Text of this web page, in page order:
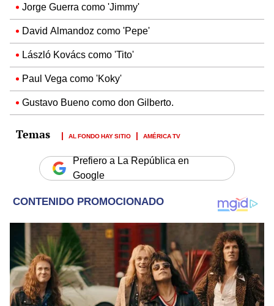
Jorge Guerra como 'Jimmy'
David Almandoz como 'Pepe'
László Kovács como 'Tito'
Paul Vega como 'Koky'
Gustavo Bueno como don Gilberto.
AL FONDO HAY SITIO AMÉRICA TV
Prefiero a La República en
Google